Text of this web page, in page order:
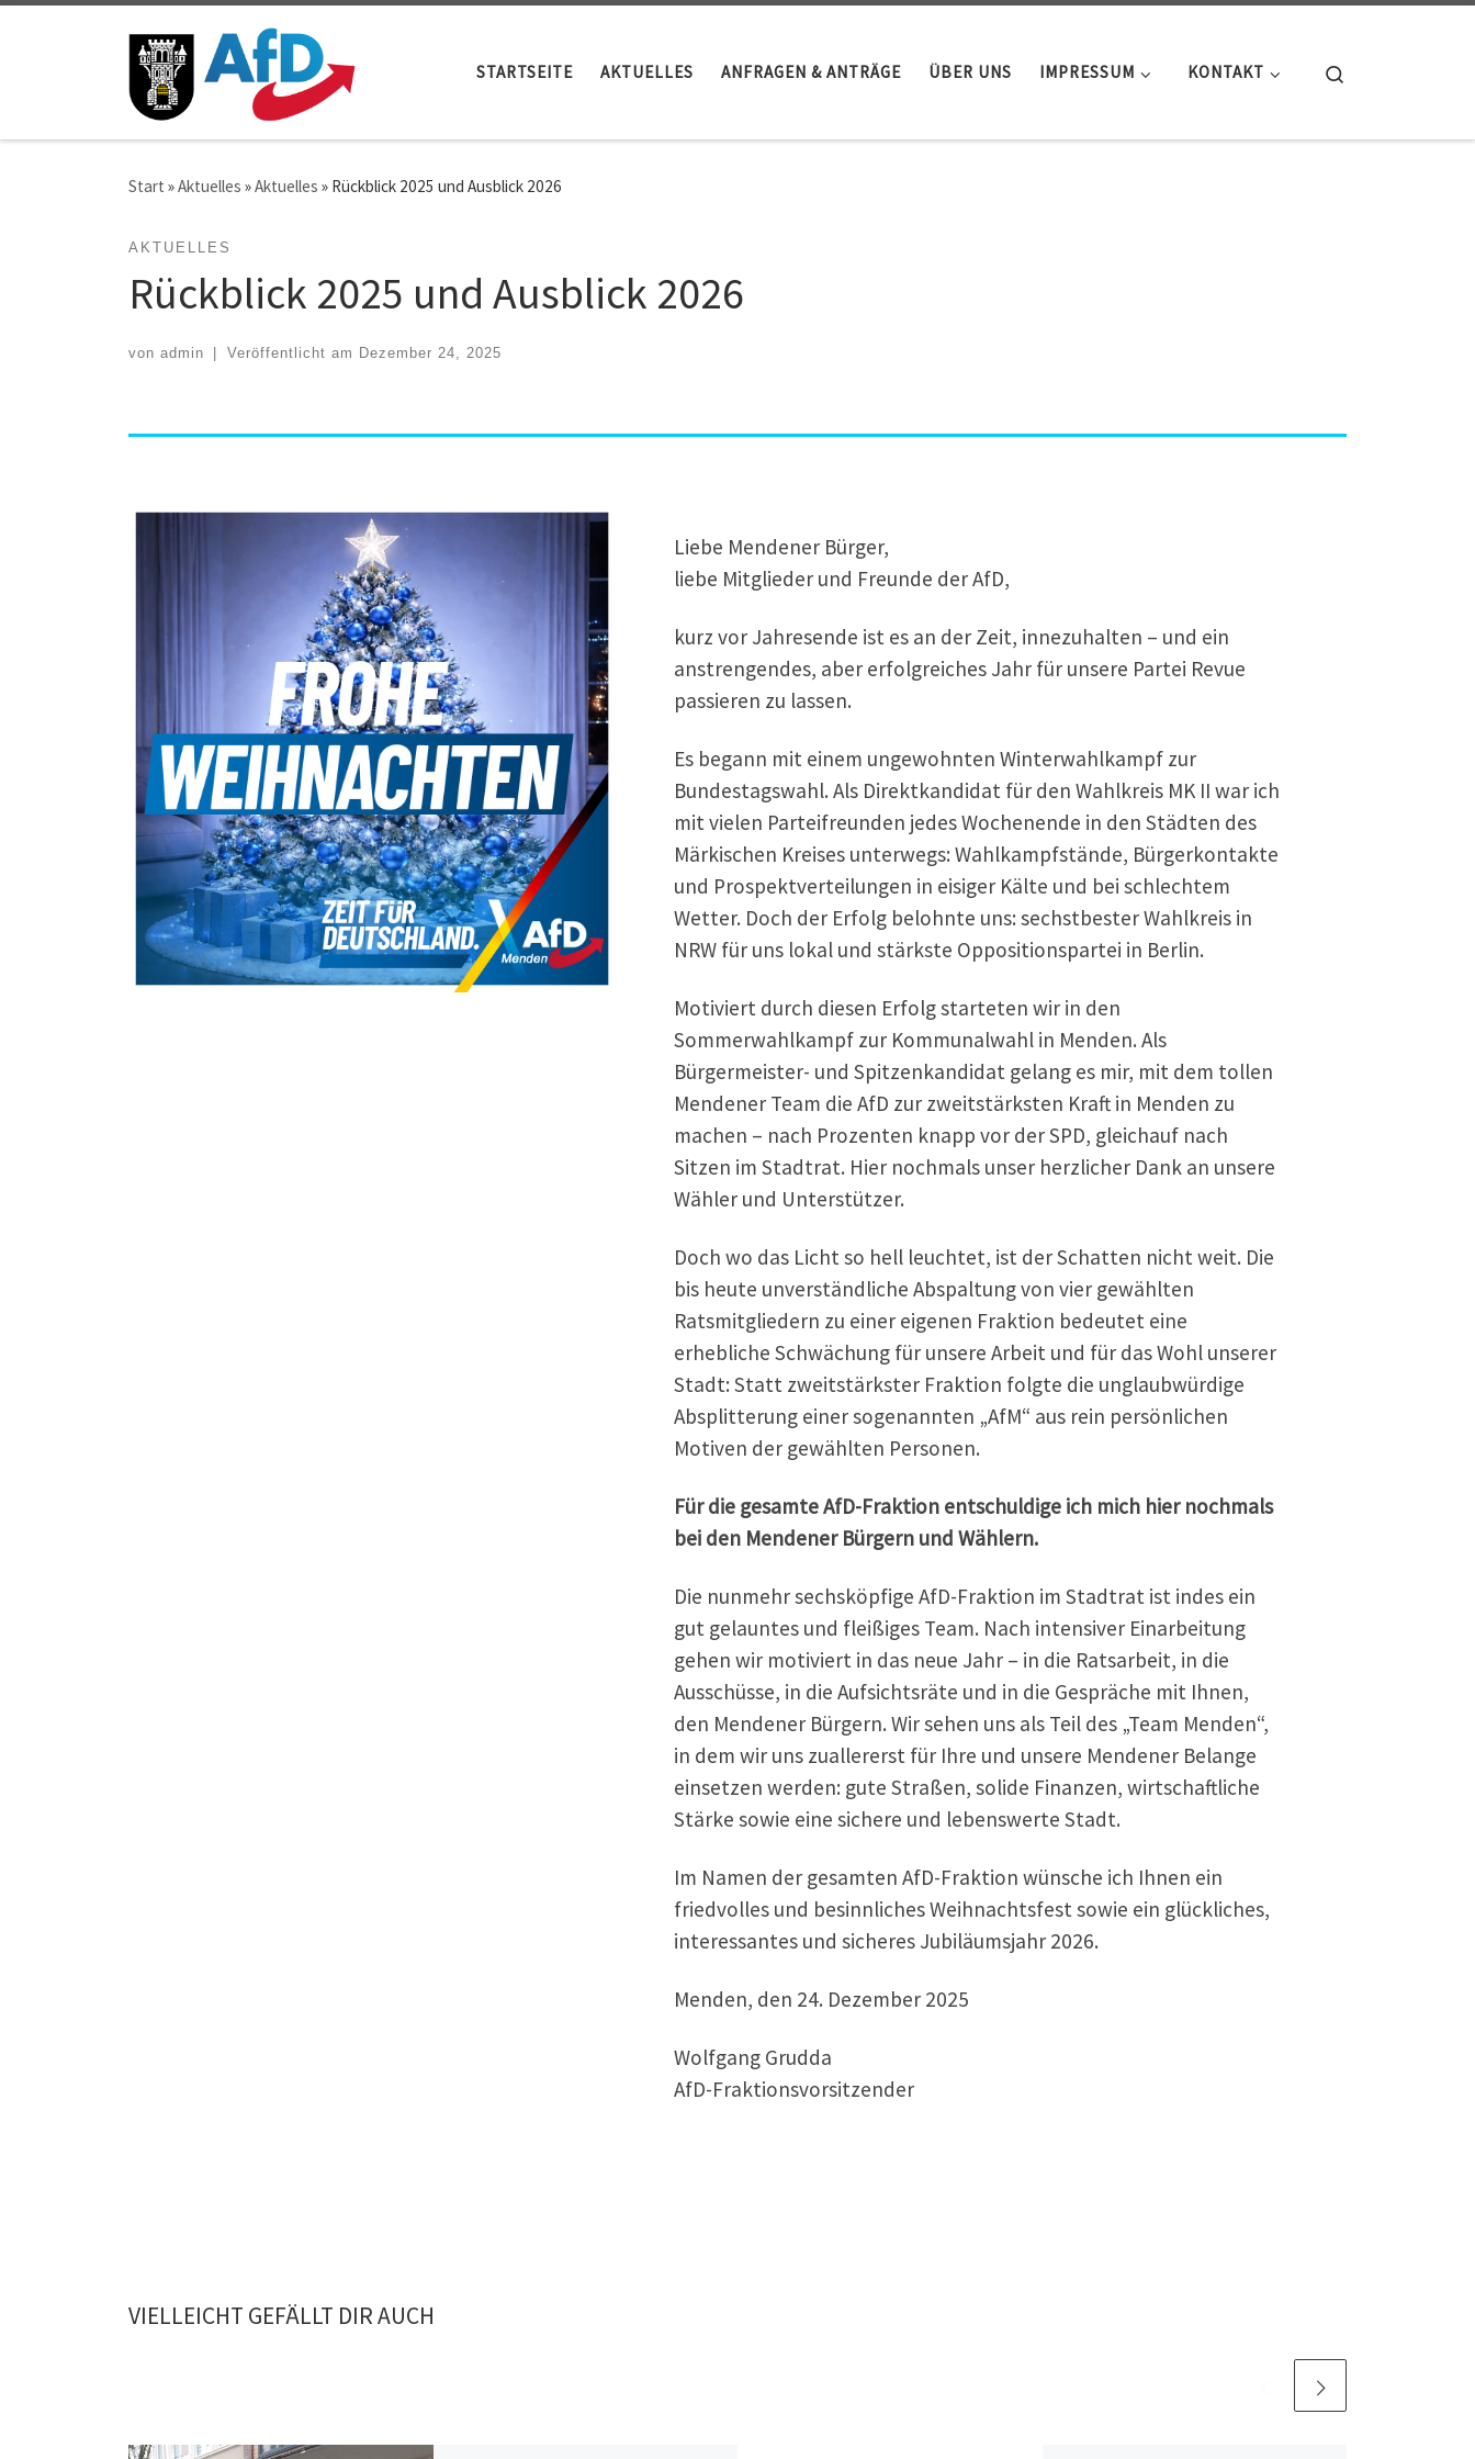
Zum Inhalt springen
STARTSEITE AKTUELLES ANFRAGEN & ANTRÄGE ÜBER UNS IMPRESSUM KONTAKT
Start »Aktuelles »Aktuelles » Rückblick 2025 und Ausblick 2026
AKTUELLES
Rückblick 2025 und Ausblick 2026
von admin Veröffentlicht am Dezember 24, 2025
Liebe Mendener Bürger,
liebe Mitglieder und Freunde der AfD,
kurz vor Jahresende ist es an der Zeit, innezuhalten – und ein
anstrengendes, aber erfolgreiches Jahr für unsere Partei Revue
passieren zu lassen.
Es begann mit einem ungewohnten Winterwahlkampf zur
Bundestagswahl. Als Direktkandidat für den Wahlkreis MK II war ich
mit vielen Parteifreunden jedes Wochenende in den Städten des
Märkischen Kreises unterwegs: Wahlkampfstände, Bürgerkontakte
und Prospektverteilungen in eisiger Kälte und bei schlechtem
Wetter. Doch der Erfolg belohnte uns: sechstbester Wahlkreis in
NRW für uns lokal und stärkste Oppositionspartei in Berlin.
Motiviert durch diesen Erfolg starteten wir in den
Sommerwahlkampf zur Kommunalwahl in Menden. Als
Bürgermeister- und Spitzenkandidat gelang es mir, mit dem tollen
Mendener Team die AfD zur zweitstärksten Kraft in Menden zu
machen – nach Prozenten knapp vor der SPD, gleichauf nach
Sitzen im Stadtrat. Hier nochmals unser herzlicher Dank an unsere
Wähler und Unterstützer.
Doch wo das Licht so hell leuchtet, ist der Schatten nicht weit. Die
bis heute unverständliche Abspaltung von vier gewählten
Ratsmitgliedern zu einer eigenen Fraktion bedeutet eine
erhebliche Schwächung für unsere Arbeit und für das Wohl unserer
Stadt: Statt zweitstärkster Fraktion folgte die unglaubwürdige
Absplitterung einer sogenannten „AfM“ aus rein persönlichen
Motiven der gewählten Personen.
Für die gesamte AfD-Fraktion entschuldige ich mich hier nochmals
bei den Mendener Bürgern und Wählern.
Die nunmehr sechsköpfige AfD-Fraktion im Stadtrat ist indes ein
gut gelauntes und fleißiges Team. Nach intensiver Einarbeitung
gehen wir motiviert in das neue Jahr – in die Ratsarbeit, in die
Ausschüsse, in die Aufsichtsräte und in die Gespräche mit Ihnen,
den Mendener Bürgern. Wir sehen uns als Teil des „Team Menden“,
in dem wir uns zuallererst für Ihre und unsere Mendener Belange
einsetzen werden: gute Straßen, solide Finanzen, wirtschaftliche
Stärke sowie eine sichere und lebenswerte Stadt.
Im Namen der gesamten AfD-Fraktion wünsche ich Ihnen ein
friedvolles und besinnliches Weihnachtsfest sowie ein glückliches,
interessantes und sicheres Jubiläumsjahr 2026.
Menden, den 24. Dezember 2025
Wolfgang Grudda
AfD-Fraktionsvorsitzender
VIELLEICHT GEFÄLLT DIR AUCH